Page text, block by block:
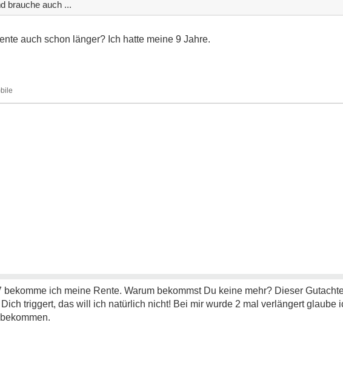
brauche auch ...
auch schon länger? Ich hatte meine 9 Jahre.
bekomme ich meine Rente. Warum bekommst Du keine mehr? Dieser
triggert, das will ich natürlich nicht! Bei mir wurde 2 mal verlängert glaube